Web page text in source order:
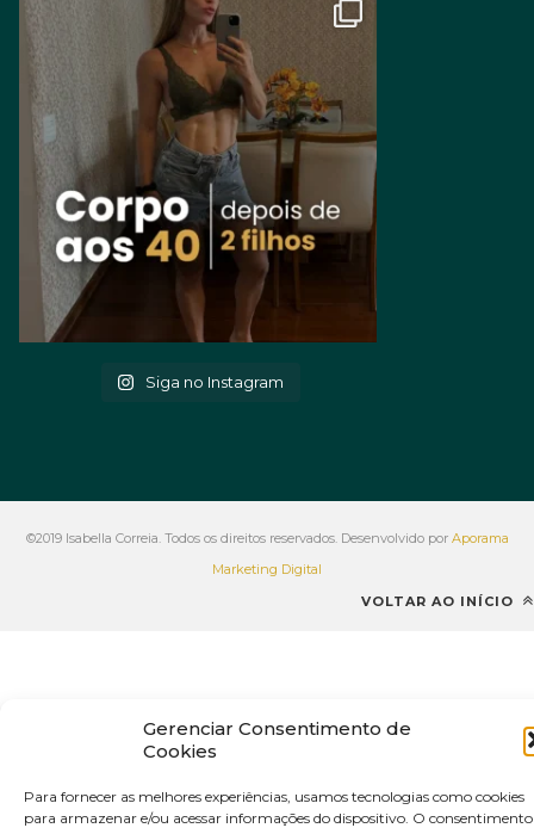
Gerenciar Consentimento de
Cookies
Para fornecer as melhores experiências, usamos tecnologias como cookies
para armazenar e/ou acessar informações do dispositivo. O consentimento
Siga no Instagram
©2019 Isabella Correia. Todos os direitos reservados. Desenvolvido por Aporama
Marketing Digital
VOLTAR AO INÍCIO